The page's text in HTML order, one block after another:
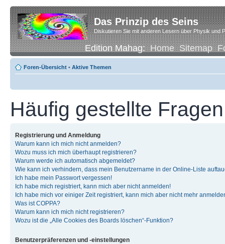
Das Prinzip des Seins
Diskutieren Sie mit anderen Lesern über Physik und
Edition Mahag:Home Sitemap
Foren-Übersicht • Aktive Themen
Häufig gestellte Fragen
Registrierung und Anmeldung
Warum kann ich mich nicht anmelden?
Wozu muss ich mich überhaupt registrieren?
Warum werde ich automatisch abgemeldet?
Wie kann ich verhindern, dass mein Benutzername in der Online-Liste
Ich habe mein Passwort vergessen!
Ich habe mich registriert, kann mich aber nicht anmelden!
Ich habe mich vor einiger Zeit registriert, kann mich aber nicht mehr
Was ist COPPA?
Warum kann ich mich nicht registrieren?
Wozu ist die „Alle Cookies des Boards löschen“-Funktion?
Benutzerpräferenzen und -einstellungen